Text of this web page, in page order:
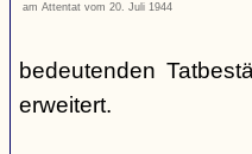
am Attentat vom 20. Juli 1944
bedeutenden
erweitert.